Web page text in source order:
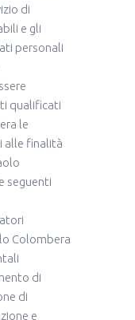
di
e gli
personali
qualificati
le
alle finalità
seguenti
Colombera
di
di
e